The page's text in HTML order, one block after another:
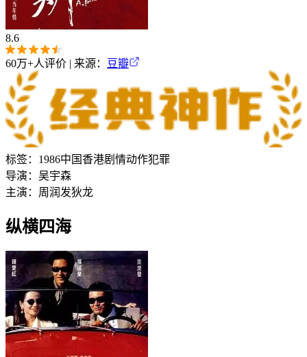
8.6
60万+人评价 | 来源： 豆瓣
标签： 1986中国香港剧情动作犯罪
导演： 吴宇森
主演： 周润发狄龙
纵横四海